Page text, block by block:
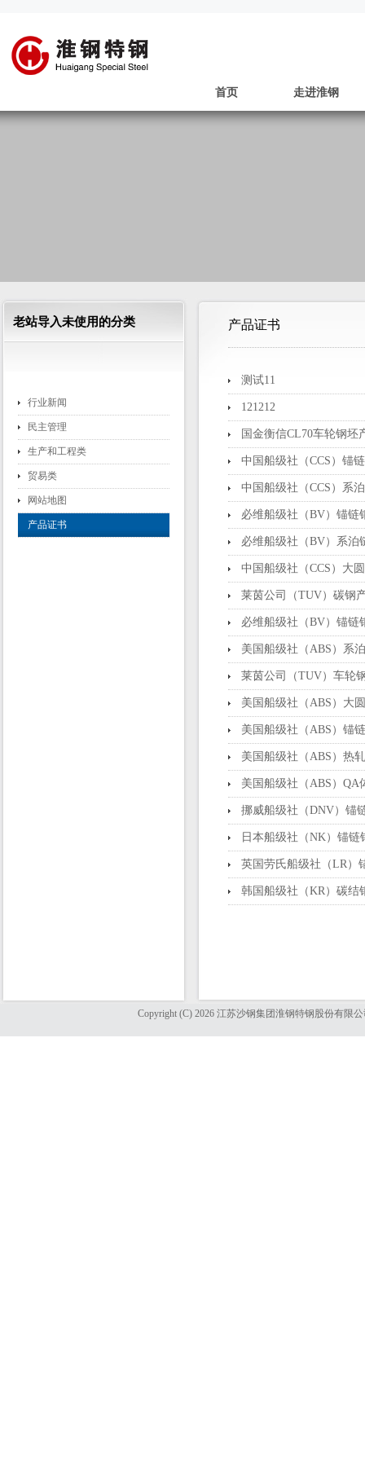
首页 走进淮钢
老站导入未使用的分类
行业新闻
民主管理
生产和工程类
贸易类
网站地图
产品证书
产品证书
测试11
121212
国金衡信CL70车轮钢坯
中国船级社（CCS）锚
中国船级社（CCS）系
必维船级社（BV）锚链
必维船级社（BV）系泊
中国船级社（CCS）大
莱茵公司（TUV）碳钢
必维船级社（BV）锚链
美国船级社（ABS）系
莱茵公司（TUV）车轮
美国船级社（ABS）大
美国船级社（ABS）锚
美国船级社（ABS）热
美国船级社（ABS）QA
挪威船级社（DNV）锚
日本船级社（NK）锚
英国劳氏船级社（LR）
韩国船级社（KR）碳结
Copyright (C) 2026 江苏沙钢集团淮钢特钢股份有限